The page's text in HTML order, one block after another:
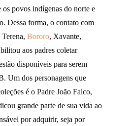
os povos indígenas do norte e
Dessa forma, o contato com
Bororo, Xavante,
aos padres coletar
disponíveis para serem
Um dos personagens que
é o Padre João Falco,
grande parte de sua vida ao
por adquirir, seja por